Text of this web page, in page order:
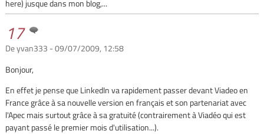
here) jusque dans mon blog,...
17
De yvan333 - 09/07/2009, 12:58
Bonjour,
En effet je pense que LinkedIn va rapidement passer devant Viadeo en
France grâce à sa nouvelle version en français et son partenariat avec
l'Apec mais surtout grâce à sa gratuité (contrairement à Viadéo qui est
payant passé le premier mois d'utilisation...).